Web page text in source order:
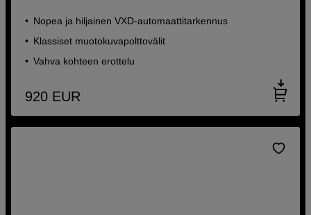
Nopea ja hiljainen VXD-automaattitarkennus
Klassiset muotokuvapolttovälit
Vahva kohteen erottelu
920 EUR